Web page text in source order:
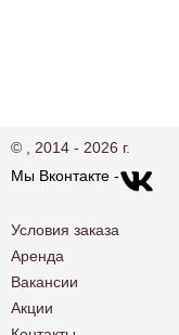
© , 2014 - 2026 г.
Мы Вконтакте -
Условия заказа
Аренда
Вакансии
Акции